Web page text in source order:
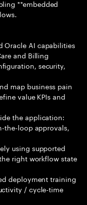
**embedded
Oracle AI capabilities
and Billing
security,
map business pain
value KPIs and
the application:
the-loop approvals,
using supported
right workflow state
deployment training
/ cycle-time